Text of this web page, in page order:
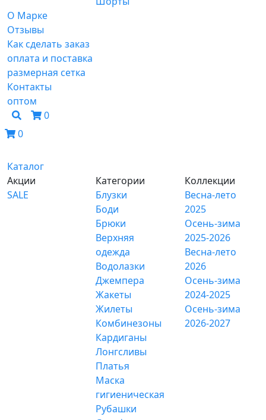
О Марке
Отзывы
Как сделать заказ
оплата и поставка
размерная сетка
Контакты
оптом
0
0
Каталог
Акции
SALE
Категории
Блузки
Боди
Брюки
Верхняя
одежда
Водолазки
Джемпера
Жакеты
Жилеты
Комбинезоны
Кардиганы
Лонгсливы
Платья
Маска
гигиеническая
Рубашки
Коллекции
Весна-лето
2025
Осень-зима
2025-2026
Весна-лето
2026
Осень-зима
2024-2025
Осень-зима
2026-2027